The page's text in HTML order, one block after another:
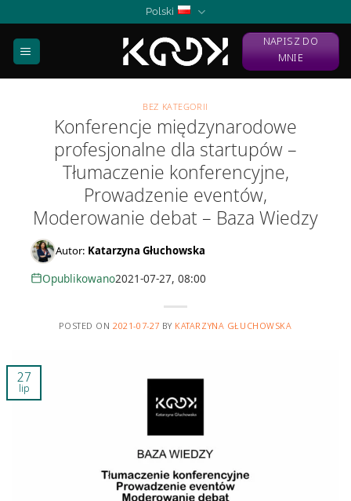
content
Polski
NAPISZ DO
MNIE
BEZ KATEGORII
Konferencje międzynarodowe
profesjonalne dla startupów –
Tłumaczenie konferencyjne,
Prowadzenie eventów,
Moderowanie debat – Baza Wiedzy
Autor: Katarzyna Głuchowska
Opublikowano2021-07-27, 08:00
POSTED ON2021-07-27 BY KATARZYNA GŁUCHOWSKA
27
lip